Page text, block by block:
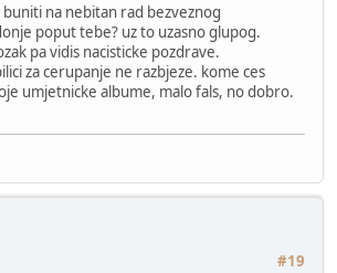
buniti na nebitan rad bezveznog
poput tebe? uz to uzasno glupog.
pa vidis nacisticke pozdrave.
za cerupanje ne razbjeze. kome ces
umjetnicke albume, malo fals, no dobro.
#19